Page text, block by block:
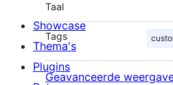
Taal
Tags
Geavanceerde
Showcase
Thema's
Plugins